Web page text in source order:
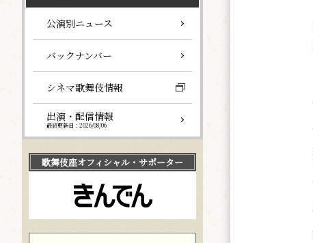
公演別ニュース
バックナンバー
シネマ歌舞伎情報
出演・配信情報
最終更新日：2026/08/06
歌舞伎座オフィシャル・サポーター